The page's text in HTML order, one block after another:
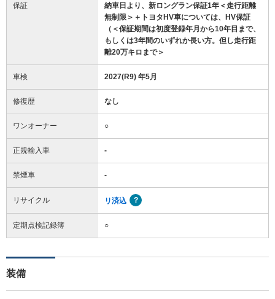
保証
納車日より、新ロングラン保証1年＜走行距離
無制限＞＋トヨタHV車については、HV保証
（＜保証期間は初度登録年月から10年目まで、
もしくは3年間のいずれか長い方。但し走行距
離20万キロまで＞
車検 2027(R9) 年5月
修復歴 なし
ワンオーナー ○
正規輸入車 -
禁煙車 -
リサイクル リ済込
定期点検記録簿 ○
装備